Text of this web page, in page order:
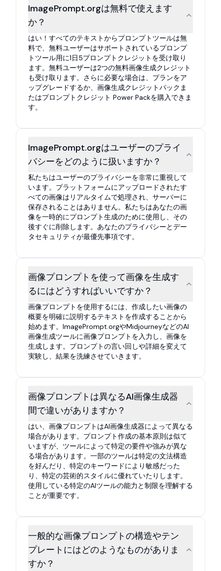
ImagePrompt.orgは無料で使えます
か？
はい！すべてのテキストからプロンプトツールは無
料で、無料ユーザーはサポートされているプロンプ
トツール用に1日5プロンプトクレジットを受け取り
ます。無料ユーザーは2つの無料画像生成クレジット
も受け取ります。さらに必要な場合は、プランをア
ップグレードするか、画像生成クレジットパックま
たはプロンプトクレジット Power Packを購入できま
す。
ImagePrompt.orgはユーザーのプライ
バシーをどのように扱いますか？
私たちはユーザーのプライバシーを非常に重視して
います。プラットフォームにアップロードされたす
べての画像はリアルタイムで処理され、サーバーに
保存されることはありません。私たちはあなたの画
像を一時的にプロンプト生成のために使用し、その
後すぐに削除します。あなたのプライバシーとデー
タセキュリティが最優先事項です。
画像プロンプトを使って画像を生成す
るにはどうすればいいですか？
画像プロンプトを使用するには、作成したい画像の
概要を明確に説明するテキストを作成することから
始めます。ImagePrompt.orgやMidjourneyなどのAI
画像生成ツールに画像プロンプトを入力し、画像を
生成します。プロンプトの言い回しや詳細を変えて
実験し、結果を洗練させていきます。
画像プロンプトは異なるAI画像生成器
間で違いがありますか？
はい、画像プロンプトはAI画像生成器によって異なる
場合があります。プロンプト作成の基本原則は似て
いますが、ツールによって特定の要件や強みが異な
る場合があります。一部のツールは特定の文法構造
を好んだり、特定のキーワードにより敏感だった
り、特定の芸術的スタイルに優れていたりします。
使用している特定のAIツールの能力と制限を理解する
ことが重要です。
一般的な画像プロンプトの構造やテン
プレートにはどのようなものがありま
すか？